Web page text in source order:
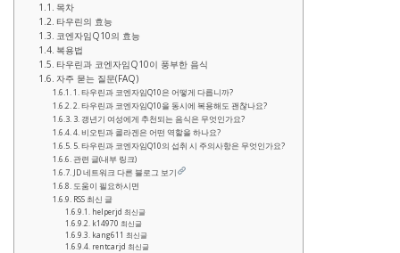
목차
타우린의 효능
코엔자임Q10의 효능
복용법
타우린과 코엔자임Q10이 풍부한 음식
자주 묻는 질문(FAQ)
1. 타우린과 코엔자임Q10은 어떻게 다릅니까?
2. 타우린과 코엔자임Q10을 동시에 복용해도 괜찮나요?
3. 갱년기 여성에게 추천되는 음식은 무엇인가요?
4. 비오틴과 콜라겐은 어떤 역할을 하나요?
5. 타우린과 코엔자임Q10의 섭취 시 주의사항은 무엇인가요?
관련 글(내부 링크)
JD 네트워크 다른 블로그 보기
도움이 필요하시면
RSS 최신 글
helperjd 최신글
k14970 최신글
kang611 최신글
rentcarjd 최신글